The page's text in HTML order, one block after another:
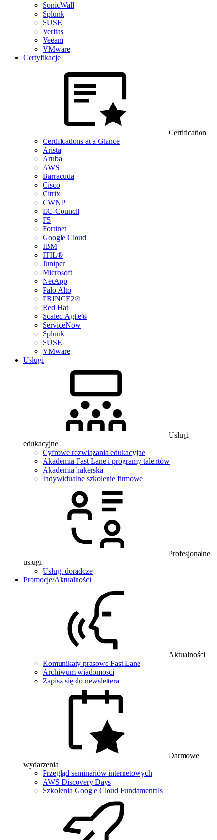
SonicWall
Splunk
SUSE
Veritas
Veeam
VMware
Certyfikacje
Certification
Certifications at a Glance
Arista
Aruba
AWS
Barracuda
Cisco
Citrix
CWNP
EC-Council
F5
Fortinet
Google Cloud
IBM
ITIL®
Juniper
Microsoft
NetApp
Palo Alto
PRINCE2®
Red Hat
Scaled Agile®
ServiceNow
Splunk
SUSE
VMware
Usługi
Usługi
edukacyjne
Cyfrowe rozwiązania edukacyjne
Akademia Fast Lane i programy talentów
Akademia hakerska
Indywidualne szkolenie firmowe
Profesjonalne
usługi
Usługi doradcze
Promocje/Aktualności
Aktualności
Komunikaty prasowe Fast Lane
Archiwum wiadomości
Zapisz się do newslettera
Darmowe
wydarzenia
Przegląd seminariów internetowych
AWS Discovery Days
Szkolenia Google Cloud Fundamentals